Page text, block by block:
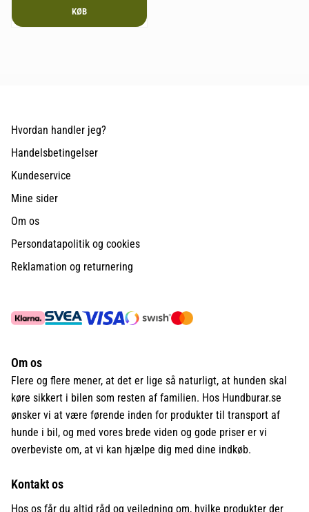
KØB
Hvordan handler jeg?
Handelsbetingelser
Kundeservice
Mine sider
Om os
Persondatapolitik og cookies
Reklamation og returnering
Om os
Flere og flere mener, at det er lige så naturligt, at hunden skal
køre sikkert i bilen som resten af familien. Hos Hundburar.se
ønsker vi at være førende inden for produkter til transport af
hunde i bil, og med vores brede viden og gode priser er vi
overbeviste om, at vi kan hjælpe dig med dine indkøb.
Kontakt os
Hos os får du altid råd og vejledning om, hvilke produkter der